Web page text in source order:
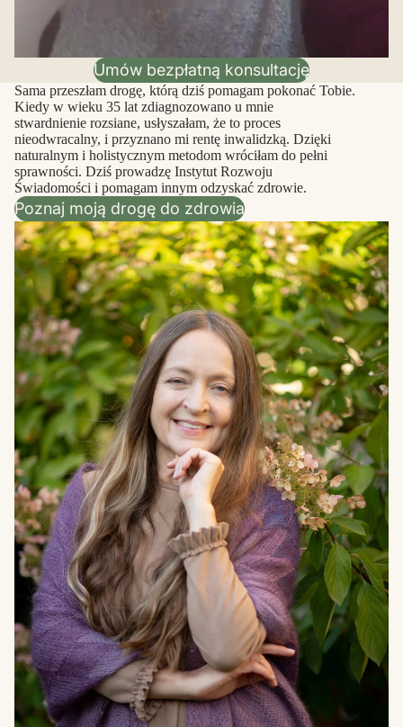
Umów bezpłatną konsultację
Sama przeszłam drogę, którą dziś pomagam pokonać Tobie.
Kiedy w wieku 35 lat zdiagnozowano u mnie
stwardnienie rozsiane, usłyszałam, że to proces
nieodwracalny, i przyznano mi rentę inwalidzką. Dzięki
naturalnym i holistycznym metodom wróciłam do pełni
sprawności. Dziś prowadzę Instytut Rozwoju
Świadomości i pomagam innym odzyskać zdrowie.
Poznaj moją drogę do zdrowia